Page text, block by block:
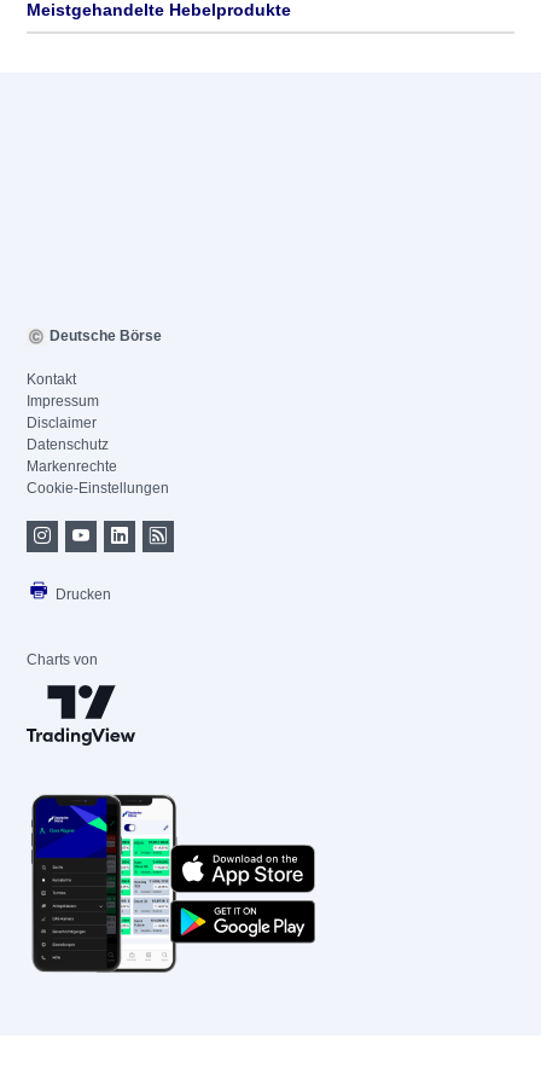
Meistgehandelte Hebelprodukte
Deutsche Börse
Kontakt
Impressum
Disclaimer
Datenschutz
Markenrechte
Cookie-Einstellungen
Drucken
Charts von